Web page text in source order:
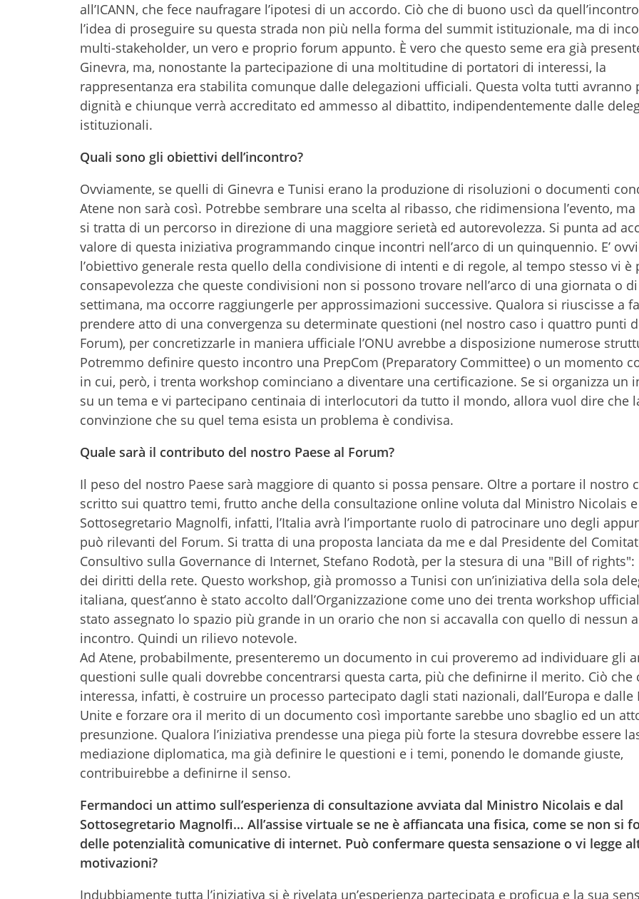
all’ICANN, che fece naufragare l’ipotesi di un accordo. Ciò che di buono uscì da
l’idea di proseguire su questa strada non più nella forma del summit istituzionale, ma di
multi-stakeholder, un vero e proprio forum appunto. È vero che questo seme era già
Ginevra, ma, nonostante la partecipazione di una moltitudine di portatori di interessi, la
rappresentanza era stabilita comunque dalle delegazioni ufficiali. Questa volta tutti avranno
dignità e chiunque verrà accreditato ed ammesso al dibattito, indipendentemente dalle
istituzionali.
Quali sono gli obiettivi dell’incontro?
Ovviamente, se quelli di Ginevra e Tunisi erano la produzione di risoluzioni o documenti
Atene non sarà così. Potrebbe sembrare una scelta al ribasso, che ridimensiona l’evento,
si tratta di un percorso in direzione di una maggiore serietà ed autorevolezza. Si punta ad
valore di questa iniziativa programmando cinque incontri nell’arco di un quinquennio. E’
l’obiettivo generale resta quello della condivisione di intenti e di regole, al tempo stesso vi è
consapevolezza che queste condivisioni non si possono trovare nell’arco di una giornata o
settimana, ma occorre raggiungerle per approssimazioni successive. Qualora si riuscisse a
prendere atto di una convergenza su determinate questioni (nel nostro caso i quattro punti
Forum), per concretizzarle in maniera ufficiale l’ONU avrebbe a disposizione numerose
Potremmo definire questo incontro una PrepCom (Preparatory Committee) o un momento
in cui, però, i trenta workshop cominciano a diventare una certificazione. Se si organizza un
su un tema e vi partecipano centinaia di interlocutori da tutto il mondo, allora vuol dire che
convinzione che su quel tema esista un problema è condivisa.
Quale sarà il contributo del nostro Paese al Forum?
Il peso del nostro Paese sarà maggiore di quanto si possa pensare. Oltre a portare il nostro
scritto sui quattro temi, frutto anche della consultazione online voluta dal Ministro Nicolais
Sottosegretario Magnolfi, infatti, l’Italia avrà l’importante ruolo di patrocinare uno degli
può rilevanti del Forum. Si tratta di una proposta lanciata da me e dal Presidente del
Consultivo sulla Governance di Internet, Stefano Rodotà, per la stesura di una "Bill of rights":
dei diritti della rete. Questo workshop, già promosso a Tunisi con un’iniziativa della sola
italiana, quest’anno è stato accolto dall’Organizzazione come uno dei trenta workshop
stato assegnato lo spazio più grande in un orario che non si accavalla con quello di nessun
incontro. Quindi un rilievo notevole.
Ad Atene, probabilmente, presenteremo un documento in cui proveremo ad individuare gli
questioni sulle quali dovrebbe concentrarsi questa carta, più che definirne il merito. Ciò che
interessa, infatti, è costruire un processo partecipato dagli stati nazionali, dall’Europa e dalle
Unite e forzare ora il merito di un documento così importante sarebbe uno sbaglio ed un
presunzione. Qualora l’iniziativa prendesse una piega più forte la stesura dovrebbe essere
mediazione diplomatica, ma già definire le questioni e i temi, ponendo le domande giuste,
contribuirebbe a definirne il senso.
Fermandoci un attimo sull’esperienza di consultazione avviata dal Ministro Nicolais e dal
Sottosegretario Magnolfi… All’assise virtuale se ne è affiancata una fisica, come se non si
delle potenzialità comunicative di internet. Può confermare questa sensazione o vi legge
motivazioni?
Indubbiamente tutta l’iniziativa si è rivelata un’esperienza partecipata e proficua e la sua